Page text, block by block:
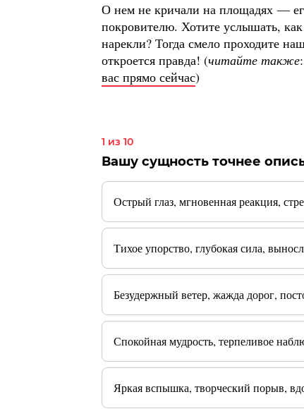
О нем не кричали на площадях —
покровителю. Хотите услышать,
нарекли? Тогда смело проходите
откроется правда! (читайте также:
вас прямо сейчас)
1 из 10
Вашу сущность точнее
Острый глаз, мгновенная реакция,
Тихое упорство, глубокая сила,
Безудержный ветер, жажда дорог,
Спокойная мудрость, терпеливое
Яркая вспышка, творческий порыв,